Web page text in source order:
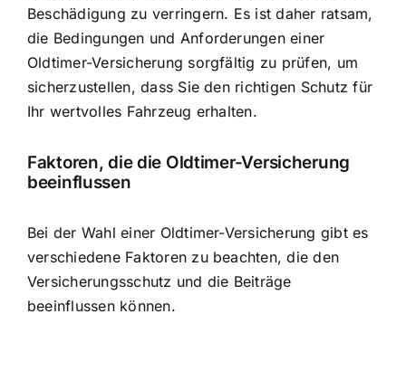
Beschädigung zu verringern. Es ist daher ratsam,
die Bedingungen und Anforderungen einer
Oldtimer-Versicherung sorgfältig zu prüfen, um
sicherzustellen, dass Sie den richtigen Schutz für
Ihr wertvolles Fahrzeug erhalten.
Faktoren, die die Oldtimer-Versicherung
beeinflussen
Bei der Wahl einer Oldtimer-Versicherung gibt es
verschiedene Faktoren zu beachten, die den
Versicherungsschutz und die Beiträge
beeinflussen können.